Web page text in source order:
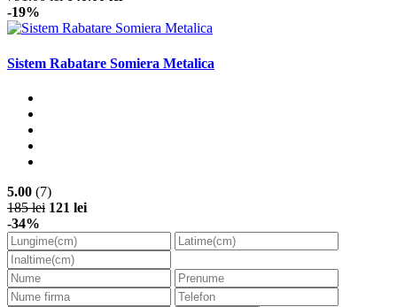
-19%
Sistem Rabatare Somiera Metalica
5.00 (7)
185 lei 121 lei
-34%